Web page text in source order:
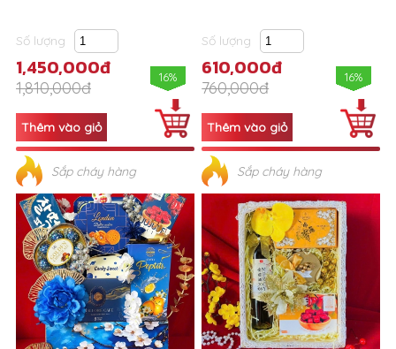
Số lượng
1,450,000đ
1,810,000đ
16%
Sắp cháy hàng
Số lượng
610,000đ
760,000đ
16%
Sắp cháy hàng